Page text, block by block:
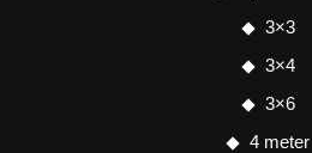
3×3
3×4
3×6
4 meter